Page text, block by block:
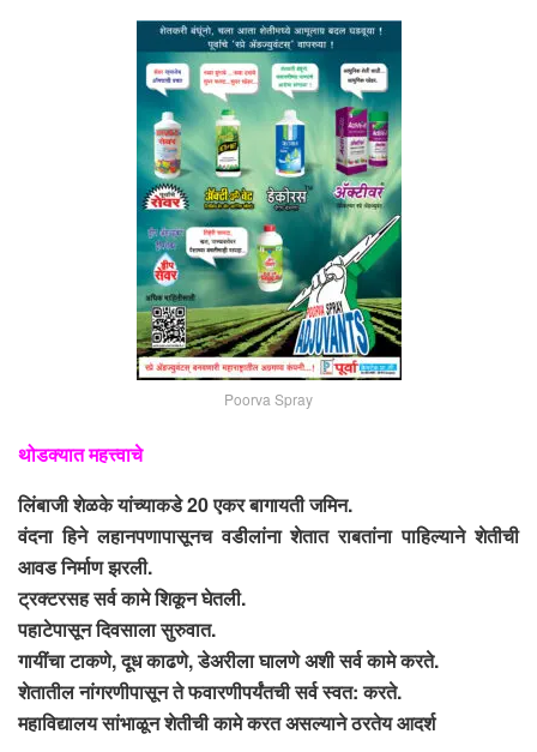
Poorva Spray
थोडक्यात महत्त्वाचे
लिंबाजी शेळके यांच्याकडे 20 एकर बागायती जमिन.
वंदना हिने लहानपणापासूनच वडीलांना शेतात राबतांना पाहिल्याने शेतीची
आवड निर्माण झरली.
ट्रक्टरसह सर्व कामे शिकून घेतली.
पहाटेपासून दिवसाला सुरुवात.
गायींचा टाकणे, दूध काढणे, डेअरीला घालणे अशी सर्व कामे करते.
शेतातील नांगरणीपासून ते फवारणीपर्यंतची सर्व स्वत: करते.
महाविद्यालय सांभाळून शेतीची कामे करत असल्याने ठरतेय आदर्श